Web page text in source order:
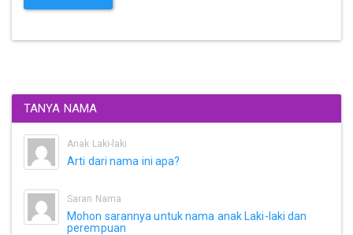
TANYA NAMA
Anak Laki-laki
Arti dari nama ini apa?
Saran Nama
Mohon sarannya untuk nama anak Laki-laki dan
perempuan